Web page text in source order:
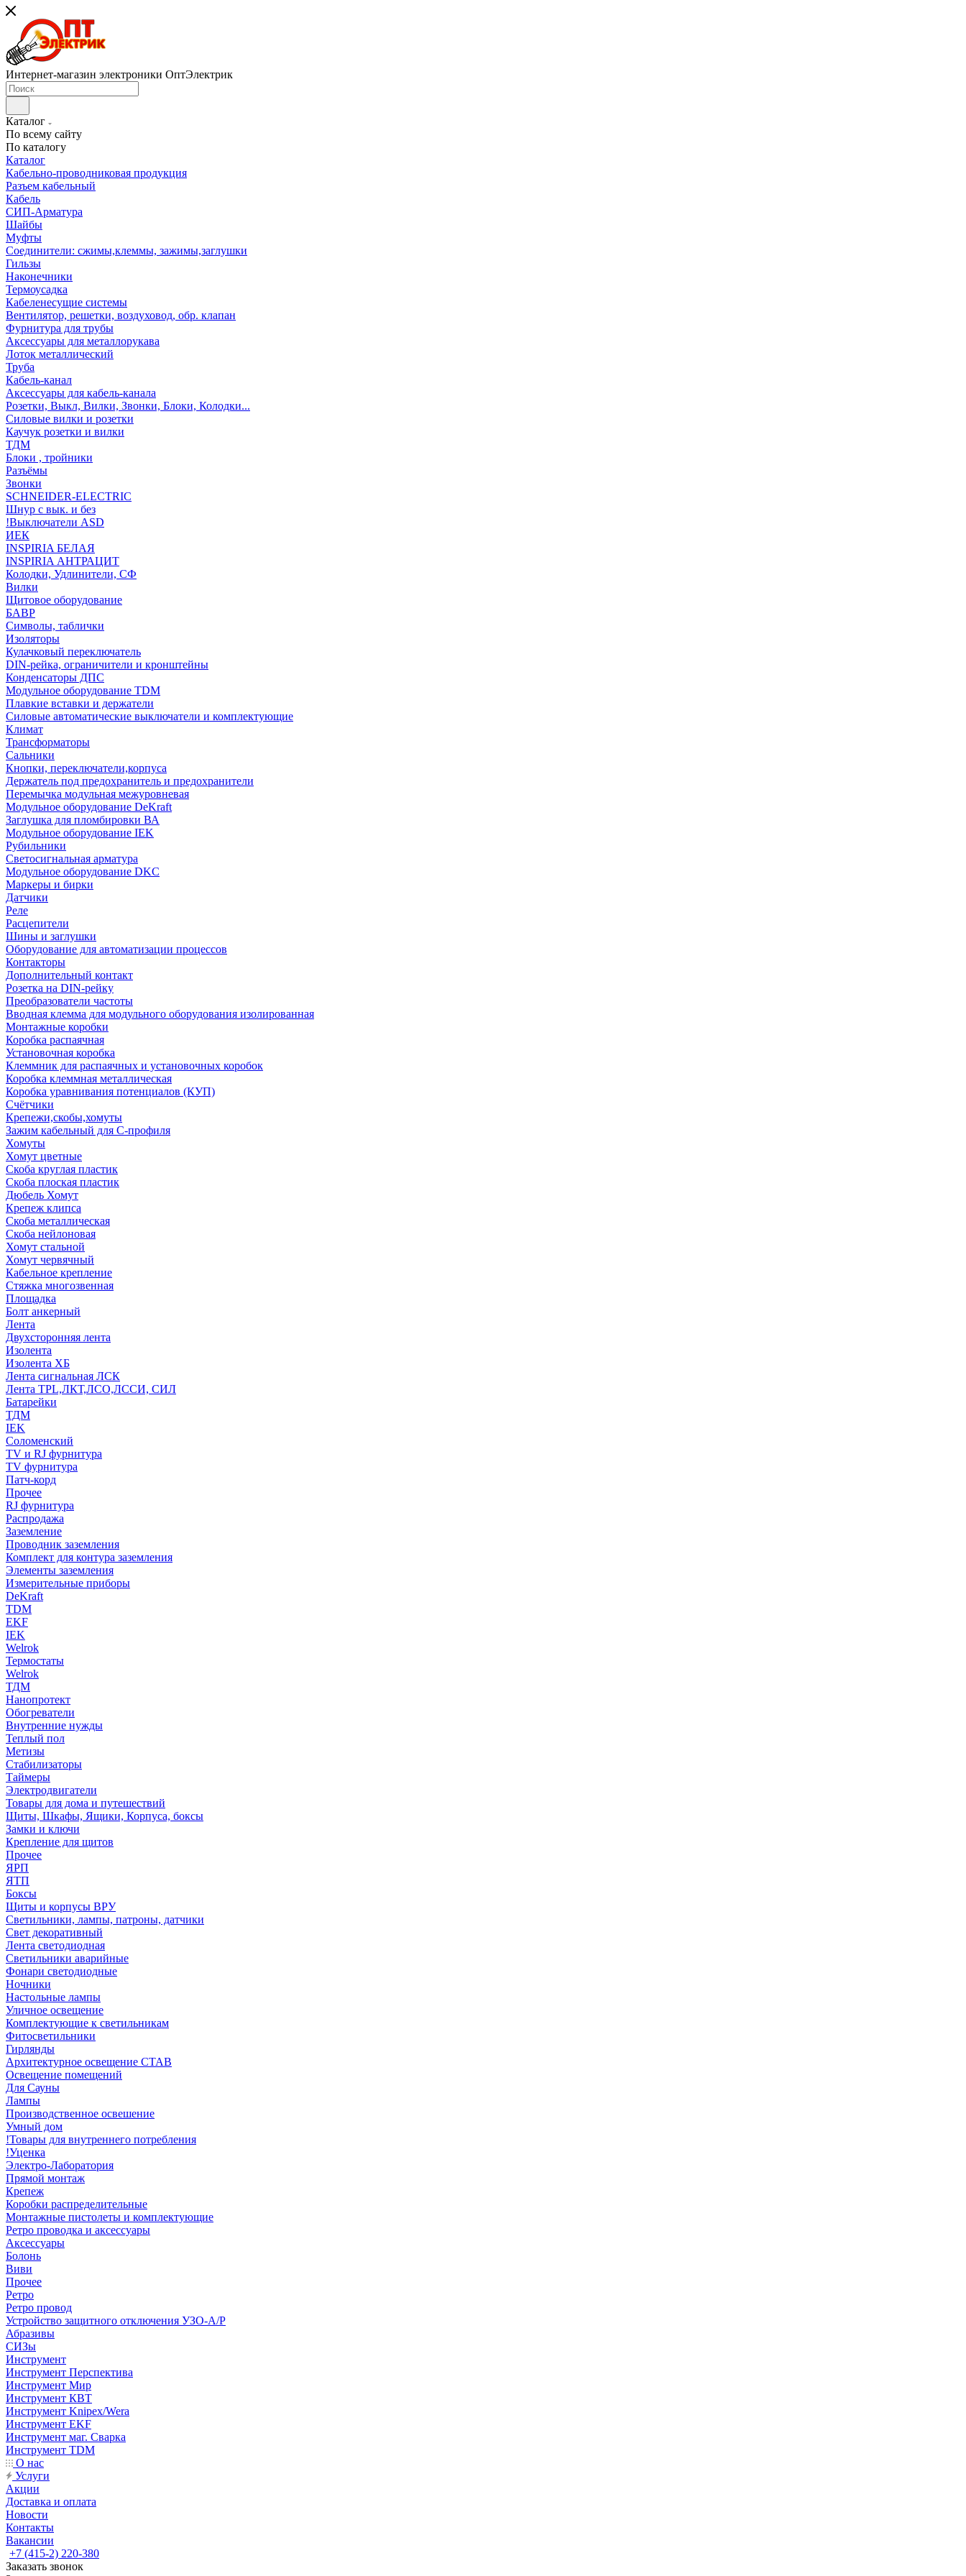
Интернет-магазин электроники ОптЭлектрик
Каталог
По всему сайту
По каталогу
Каталог
Кабельно-проводниковая продукция
Разъем кабельный
Кабель
СИП-Арматура
Шайбы
Муфты
Соединители: сжимы,клеммы, зажимы,заглушки
Гильзы
Наконечники
Термоусадка
Кабеленесущие системы
Вентилятор, решетки, воздуховод, обр. клапан
Фурнитура для трубы
Аксессуары для металлорукава
Лоток металлический
Труба
Кабель-канал
Аксессуары для кабель-канала
Розетки, Выкл, Вилки, Звонки, Блоки, Колодки...
Силовые вилки и розетки
Каучук розетки и вилки
ТДМ
Блоки , тройники
Разъёмы
Звонки
SCHNEIDER-ELECTRIC
Шнур с вык. и без
!Выключатели ASD
ИЕК
INSPIRIA БЕЛАЯ
INSPIRIA АНТРАЦИТ
Колодки, Удлинители, СФ
Вилки
Щитовое оборудование
БАВР
Символы, таблички
Изоляторы
Кулачковый переключатель
DIN-рейка, ограничители и кронштейны
Конденсаторы ДПС
Модульное оборудование TDM
Плавкие вставки и держатели
Силовые автоматические выключатели и комплектующие
Климат
Трансформаторы
Сальники
Кнопки, переключатели,корпуса
Держатель под предохранитель и предохранители
Перемычка модульная межуровневая
Модульное оборудование DeKraft
Заглушка для пломбировки ВА
Модульное оборудование IEK
Рубильники
Светосигнальная арматура
Модульное оборудование DKC
Маркеры и бирки
Датчики
Реле
Расцепители
Шины и заглушки
Оборудование для автоматизации процессов
Контакторы
Дополнительный контакт
Розетка на DIN-рейку
Преобразователи частоты
Вводная клемма для модульного оборудования изолированная
Монтажные коробки
Коробка распаячная
Установочная коробка
Клеммник для распаячных и установочных коробок
Коробка клеммная металлическая
Коробка уравнивания потенциалов (КУП)
Счётчики
Крепежи,скобы,хомуты
Зажим кабельный для С-профиля
Хомуты
Хомут цветные
Скоба круглая пластик
Скоба плоская пластик
Дюбель Хомут
Крепеж клипса
Скоба металлическая
Скоба нейлоновая
Хомут стальной
Хомут червячный
Кабельное крепление
Стяжка многозвенная
Площадка
Болт анкерный
Лента
Двухсторонняя лента
Изолента
Изолента ХБ
Лента сигнальная ЛСК
Лента TPL,ЛКТ,ЛСО,ЛССИ, СИЛ
Батарейки
ТДМ
IEK
Соломенский
TV и RJ фурнитура
TV фурнитура
Патч-корд
Прочее
RJ фурнитура
Распродажа
Заземление
Проводник заземления
Комплект для контура заземления
Элементы заземления
Измерительные приборы
DeKraft
TDM
EKF
IEK
Welrok
Термостаты
Welrok
ТДМ
Нанопротект
Обогреватели
Внутренние нужды
Теплый пол
Метизы
Стабилизаторы
Таймеры
Электродвигатели
Товары для дома и путешествий
Щиты, Шкафы, Ящики, Корпуса, боксы
Замки и ключи
Крепление для щитов
Прочее
ЯРП
ЯТП
Боксы
Щиты и корпусы ВРУ
Светильники, лампы, патроны, датчики
Свет декоративный
Лента светодиодная
Светильники аварийные
Фонари светодиодные
Ночники
Настольные лампы
Уличное освещение
Комплектующие к светильникам
Фитосветильники
Гирлянды
Архитектурное освещение СТАВ
Освещение помещений
Для Сауны
Лампы
Производственное освешение
Умный дом
!Товары для внутреннего потребления
!Уценка
Электро-Лаборатория
Прямой монтаж
Крепеж
Коробки распределительные
Монтажные пистолеты и комплектующие
Ретро проводка и аксессуары
Аксессуары
Болонь
Виви
Прочее
Ретро
Ретро провод
Устройство защитного отключения УЗО-А/Р
Абразивы
СИЗы
Инструмент
Инструмент Перспектива
Инструмент Мир
Инструмент КВТ
Инструмент Knipex/Wera
Инструмент EKF
Инструмент маг. Сварка
Инструмент TDM
О нас
Услуги
Акции
Доставка и оплата
Новости
Контакты
Вакансии
+7 (415-2) 220-380
Заказать звонок